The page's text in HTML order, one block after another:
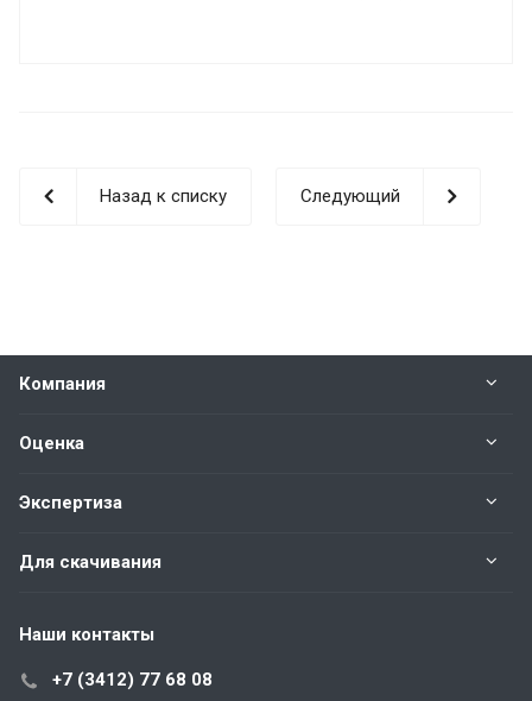
Назад к списку Следующий
Компания
Оценка
Экспертиза
Для скачивания
Наши контакты
+7 (3412) 77 68 08